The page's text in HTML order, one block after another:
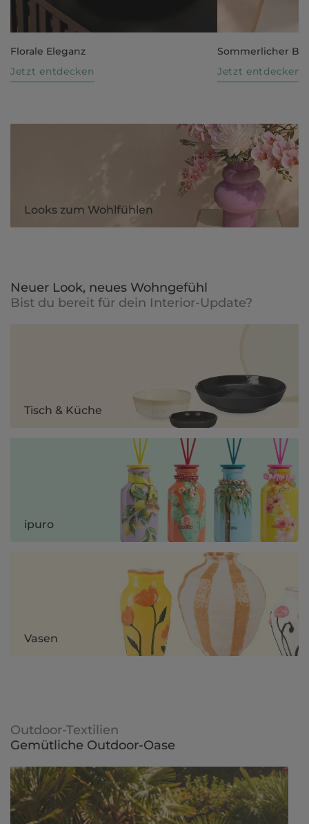
Florale Eleganz
Jetzt entdecken
Sommerlicher
Jetzt entdecken
Looks zum Wohlfühlen
Neuer Look, neues Wohngefühl
Bist du bereit für dein Interior-Update?
Tisch & Küche
ipuro
Vasen
Outdoor-Textilien
Gemütliche Outdoor-Oase